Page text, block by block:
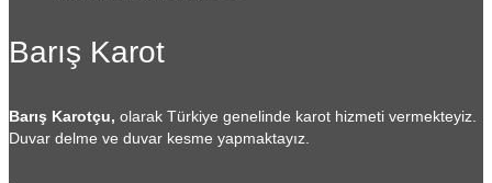
Barış Karot
Barış Karotçu, olarak Türkiye genelinde karot hizmeti vermekteyiz.
Duvar delme ve duvar kesme yapmaktayız.